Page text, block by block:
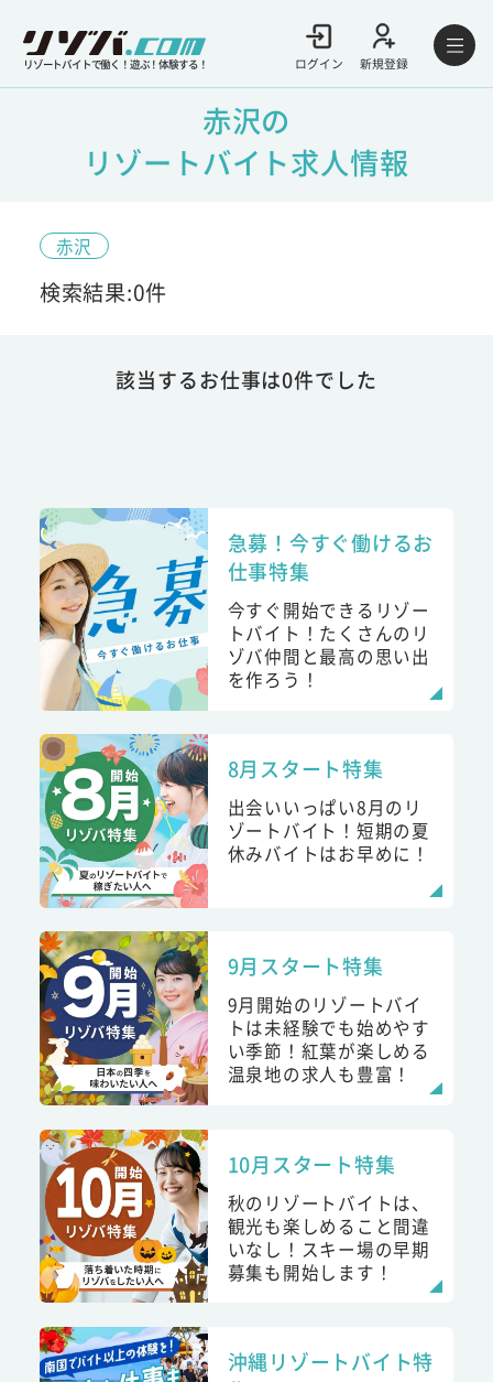
リゾートバイトで働く！遊ぶ！体験する！ ログイン 新規登録
赤沢の
リゾートバイト求人情報
赤沢
検索結果:0件
該当するお仕事は0件でした
急募！今すぐ働けるお
仕事特集
今すぐ開始できるリゾー
トバイト！たくさんのリ
ゾバ仲間と最高の思い出
を作ろう！
8月スタート特集
出会いいっぱい8月のリ
ゾートバイト！短期の夏
休みバイトはお早めに！
9月スタート特集
9月開始のリゾートバイ
トは未経験でも始めやす
い季節！紅葉が楽しめる
温泉地の求人も豊富！
10月スタート特集
秋のリゾートバイトは、
観光も楽しめること間違
いなし！スキー場の早期
募集も開始します！
沖縄リゾートバイト特